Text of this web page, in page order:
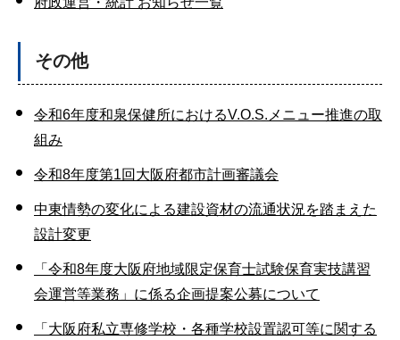
その他
令和6年度和泉保健所におけるV.O.S.メニュー推進の取
組み
令和8年度第1回大阪府都市計画審議会
中東情勢の変化による建設資材の流通状況を踏まえた
設計変更
「令和8年度大阪府地域限定保育士試験保育実技講習
会運営等業務」に係る企画提案公募について
「大阪府私立専修学校・各種学校設置認可等に関する